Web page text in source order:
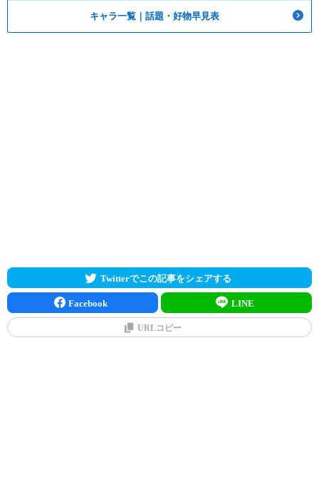
キャラ一覧｜話題・好物早見表
Twitterでこの記事をシェアする
Facebook LINE
URLコピー